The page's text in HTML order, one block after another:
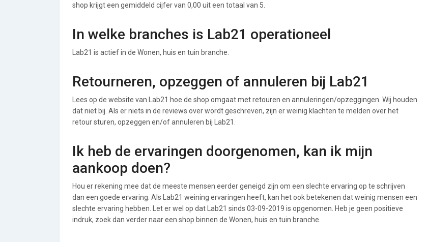
shop krijgt een gemiddeld cijfer van 0,00 uit een totaal van 5.
In welke branches is Lab21 operationeel
Lab21 is actief in de Wonen, huis en tuin branche.
Retourneren, opzeggen of annuleren bij Lab21
Lees op de website van Lab21 hoe de shop omgaat met retouren en annuleringen/opzeggingen. Wij houden
dat niet bij. Als er niets in de reviews over wordt geschreven, zijn er weinig klachten te melden over het
retour sturen, opzeggen en/of annuleren bij Lab21.
Ik heb de ervaringen doorgenomen, kan ik mijn
aankoop doen?
Hou er rekening mee dat de meeste mensen eerder geneigd zijn om een slechte ervaring op te schrijven
dan een goede ervaring. Als Lab21 weining ervaringen heeft, kan het ook betekenen dat weinig mensen een
slechte ervaring hebben. Let er wel op dat Lab21 sinds 03-09-2019 is opgenomen. Heb je geen positieve
indruk, zoek dan verder naar een shop binnen de Wonen, huis en tuin branche.